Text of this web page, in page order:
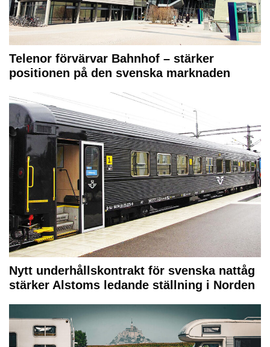
Telenor förvärvar Bahnhof – stärker
positionen på den svenska marknaden
Nytt underhållskontrakt för svenska nattåg
stärker Alstoms ledande ställning i Norden